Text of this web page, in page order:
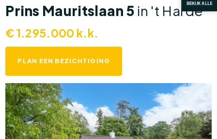
BEKIJK ALLE
Prins Mauritslaan 5 in 't Harde
€1.295.000 k.k.
PLAN EEN BEZICHTIGING